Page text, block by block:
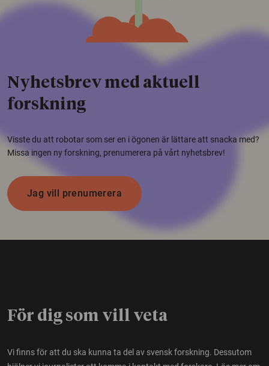
Nyhetsbrev med aktuell
forskning
Visste du att robotar som ser en i ögonen är lättare att snacka med?
Missa ingen ny forskning, prenumerera på vårt nyhetsbrev!
Jag vill prenumerera
För dig som vill veta
Vi finns för att du ska kunna ta del av svensk forskning. Dessutom